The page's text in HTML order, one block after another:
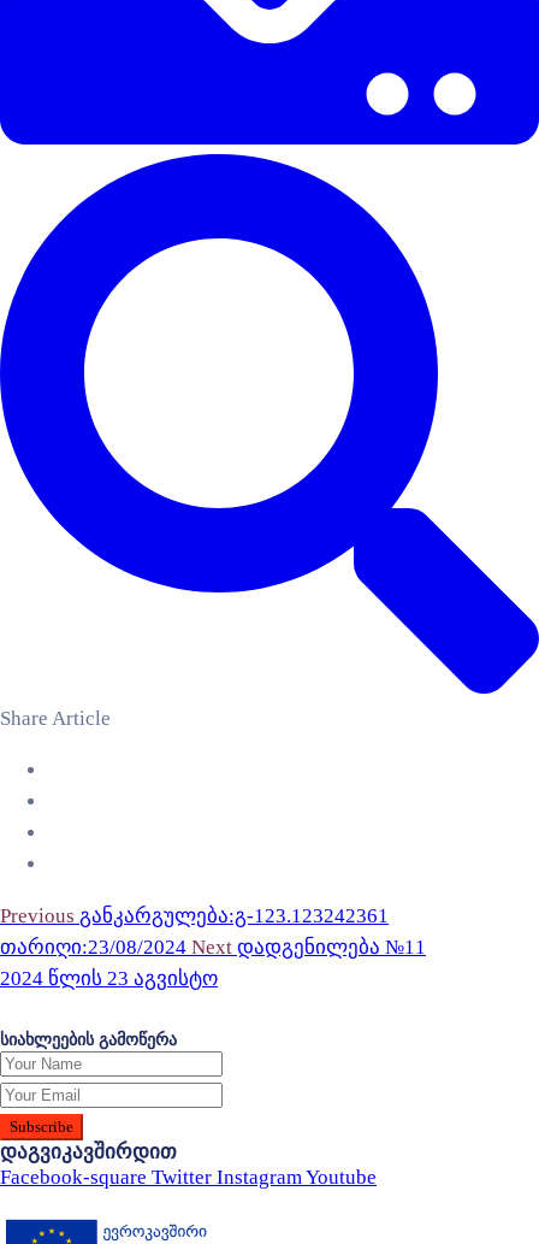
Share Article
Previous განკარგულება:გ-123.123242361
თარიღი:23/08/2024 Next დადგენილება №11
2024 წლის 23 აგვისტო
სიახლეების გამოწერა
დაგვიკავშირდით
Facebook-square Twitter InstagramYoutube